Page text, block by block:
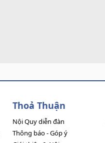
Thoả Thuận
Nội Quy diễn đàn
Thông báo - Góp ý